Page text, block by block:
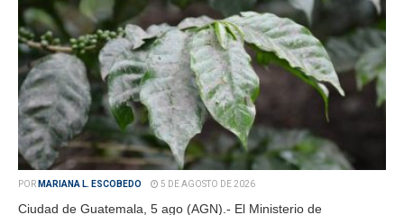
POR MARIANA L. ESCOBEDO 5 DE AGOSTO DE 2026
Ciudad de Guatemala, 5 ago (AGN).- El Ministerio de